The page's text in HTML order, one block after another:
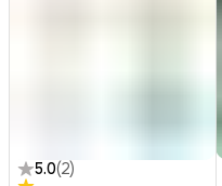
5.0(2)